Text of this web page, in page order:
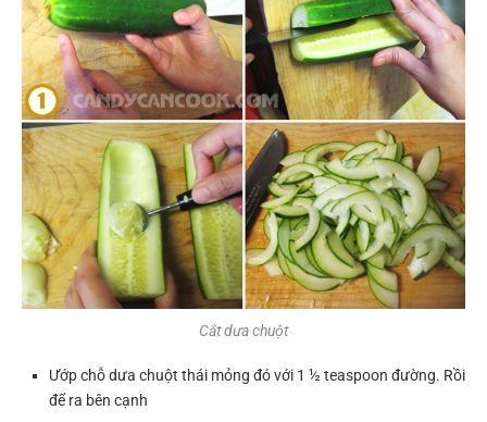
Cắt dưa chuột
Ướp chỗ dưa chuột thái mỏng đó với 1 ½ teaspoon đường. Rồi
để ra bên cạnh